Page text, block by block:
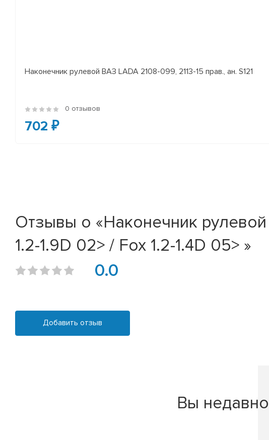
Наконечник рулевой ВАЗ LADA 2108-099, 2113-15 прав., ан. S121
0 отзывов
702 ₽
Отзывы о «Наконечник рулевой
1.2-1.9D 02> / Fox 1.2-1.4D 05> »
0.0
Добавить отзыв
Вы